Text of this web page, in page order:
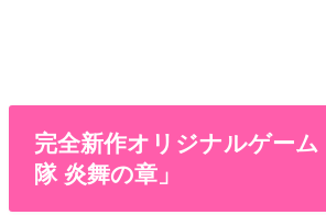
完全新作オリジナルゲーム
隊 炎舞の章」